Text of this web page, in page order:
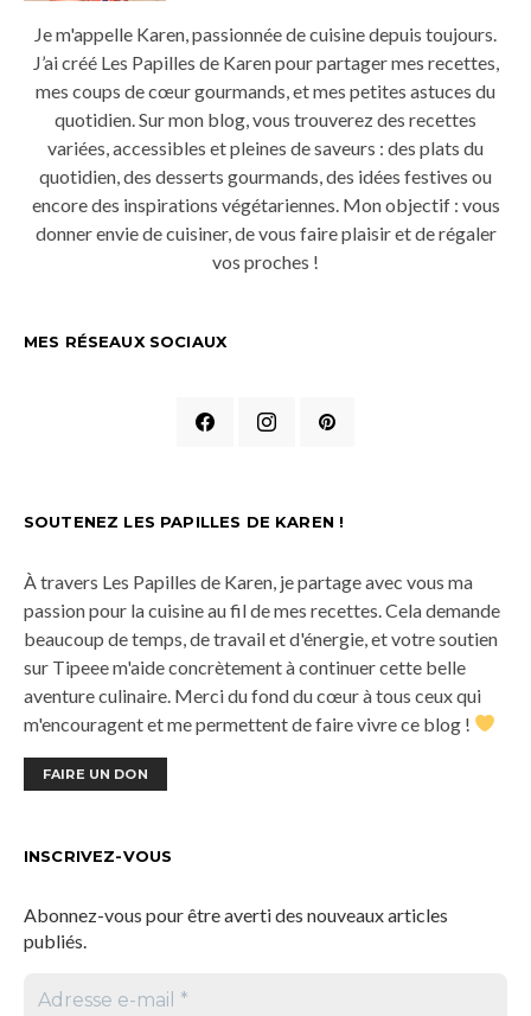
Je m'appelle Karen, passionnée de cuisine depuis toujours.
J’ai créé Les Papilles de Karen pour partager mes recettes,
mes coups de cœur gourmands, et mes petites astuces du
quotidien. Sur mon blog, vous trouverez des recettes
variées, accessibles et pleines de saveurs : des plats du
quotidien, des desserts gourmands, des idées festives ou
encore des inspirations végétariennes. Mon objectif : vous
donner envie de cuisiner, de vous faire plaisir et de régaler
vos proches !
MES RÉSEAUX SOCIAUX
SOUTENEZ LES PAPILLES DE KAREN !
À travers Les Papilles de Karen, je partage avec vous ma
passion pour la cuisine au fil de mes recettes. Cela demande
beaucoup de temps, de travail et d'énergie, et votre soutien
sur Tipeee m'aide concrètement à continuer cette belle
aventure culinaire. Merci du fond du cœur à tous ceux qui
m'encouragent et me permettent de faire vivre ce blog !
FAIRE UN DON
INSCRIVEZ-VOUS
Abonnez-vous pour être averti des nouveaux articles
publiés.